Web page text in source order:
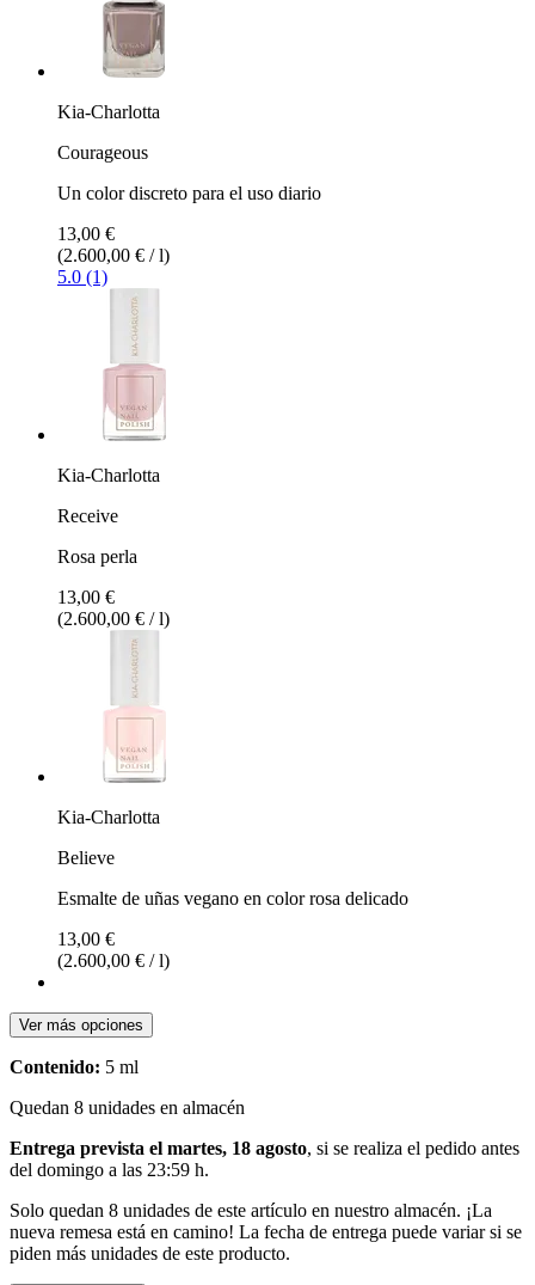
Kia-Charlotta
Courageous
Un color discreto para el uso diario
13,00 €
(2.600,00 € / l)
5.0 (1)
Kia-Charlotta
Receive
Rosa perla
13,00 €
(2.600,00 € / l)
Kia-Charlotta
Believe
Esmalte de uñas vegano en color rosa delicado
13,00 €
(2.600,00 € / l)
Ver más opciones
Contenido: 5 ml
Quedan 8 unidades en almacén
Entrega prevista el martes, 18 agosto, si se realiza el pedido antes
del domingo a las 23:59 h.
Solo quedan 8 unidades de este artículo en nuestro almacén. ¡La
nueva remesa está en camino! La fecha de entrega puede variar si se
piden más unidades de este producto.